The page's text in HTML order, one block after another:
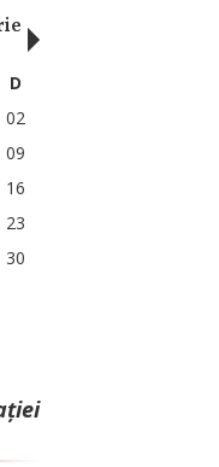
Octombrie
D
02
09
16
23
30